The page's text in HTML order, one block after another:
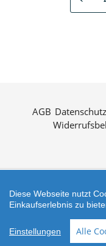
AGB Datenschutz
Zahlungsarten
Shop erstellt mit
VersaCommerce.
Diese Webseite nutzt
Einkaufserlebnis zu
Einstellungen Alle